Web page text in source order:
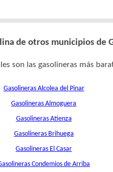
de otros municipios de
son las gasolineras más
Gasolineras Alcolea del Pinar
Gasolineras Almoguera
Gasolineras Atienza
Gasolineras Brihuega
Gasolineras El Casar
Condemios de Arriba